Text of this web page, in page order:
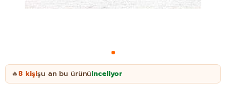
🔥8 kişişu an bu ürünüinceliyor